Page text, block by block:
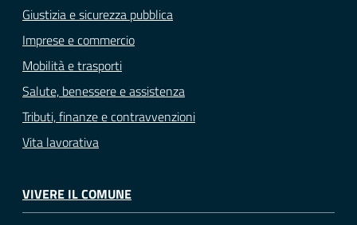
Giustizia e sicurezza pubblica
Imprese e commercio
Mobilità e trasporti
Salute, benessere e assistenza
Tributi, finanze e contravvenzioni
Vita lavorativa
VIVERE IL COMUNE